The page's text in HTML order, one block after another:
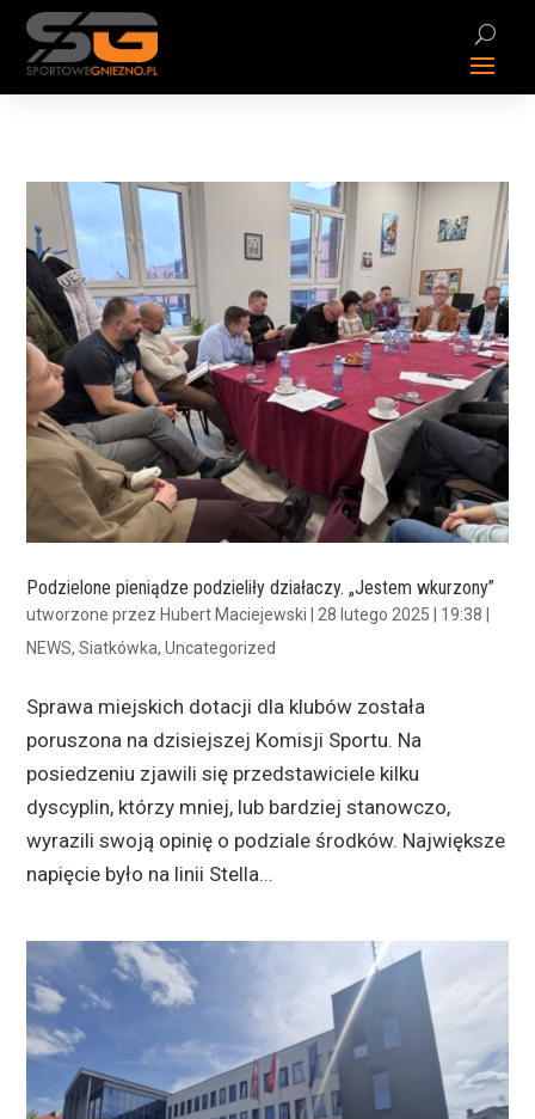
Podzielone pieniądze podzieliły działaczy. „Jestem wkurzony”
utworzone przez Hubert Maciejewski |28 lutego 2025 | 19:38
NEWS,Siatkówka,Uncategorized
Sprawa miejskich dotacji dla klubów została
poruszona na dzisiejszej Komisji Sportu. Na
posiedzeniu zjawili się przedstawiciele kilku
dyscyplin, którzy mniej, lub bardziej stanowczo,
wyrazili swoją opinię o podziale środków. Największe
napięcie było na linii Stella...